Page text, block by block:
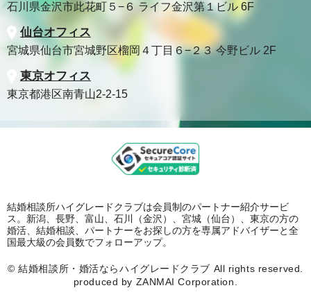
石川県金沢市此花町５−６ ライフ金沢第１ビル 6F
仙台オフィス
宮城県仙台市宮城野区榴岡４丁目６−２３ 今野ビル 2F
東京オフィス
東京都港区南青山2-2-15
結婚相談所ハイグレードクラブは会員制のパートナー紹介サービ
ス。新潟、長野、富山、石川（金沢）、宮城（仙台）、東京の方の
婚活、結婚相談、パートナーをお探しの方を専属アドバイザーと全
国最大級の会員数でフォローアップ。
©結婚相談所・婚活ならハイグレードクラブ All rights reserved.
produced by ZANMAI Corporation.